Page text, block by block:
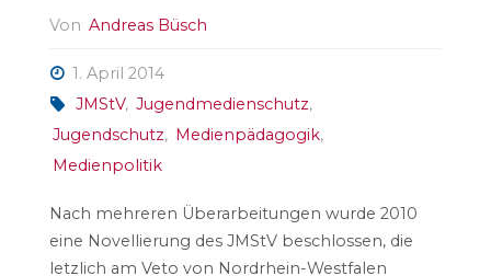
Von Andreas Büsch
1. April 2014
JMStV, Jugendmedienschutz,
Jugendschutz, Medienpädagogik,
Medienpolitik
Nach mehreren Überarbeitungen wurde 2010
eine Novellierung des JMStV beschlossen, die
letzlich am Veto von Nordrhein-Westfalen